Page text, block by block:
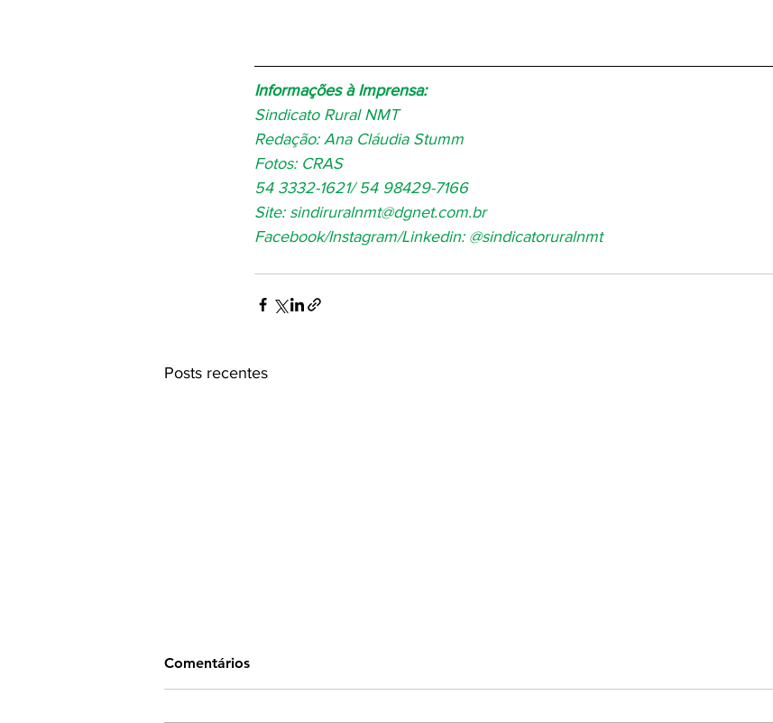
Informações à Imprensa:
Sindicato Rural NMT
Redação: Ana Cláudia Stumm
Fotos: CRAS
54 3332-1621/ 54 98429-7166
Site: sindiruralnmt@dgnet.com.br
Facebook/Instagram/Linkedin: @sindicatoruralnmt
Posts recentes
Comentários